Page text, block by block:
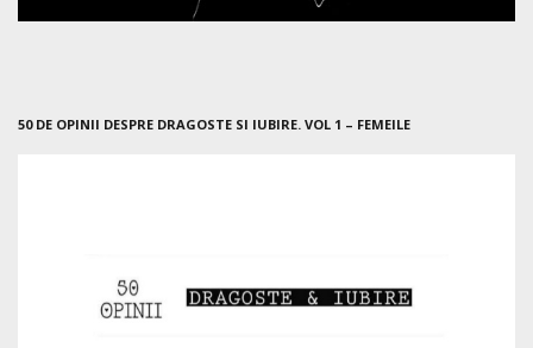
50 DE OPINII DESPRE DRAGOSTE SI IUBIRE. VOL 1 – FEMEILE